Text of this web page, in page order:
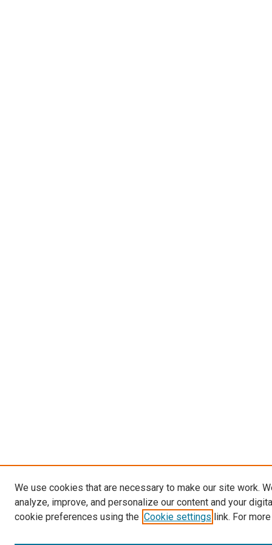
We use cookies that are necessary to make our site work.
analyze, improve, and personalize our content and your
cookie preferences using the Cookie settings link. For